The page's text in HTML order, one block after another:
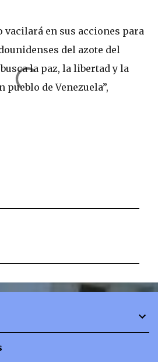
vacilará en sus acciones para
del azote del
la paz, la libertad y la
de Venezuela”,